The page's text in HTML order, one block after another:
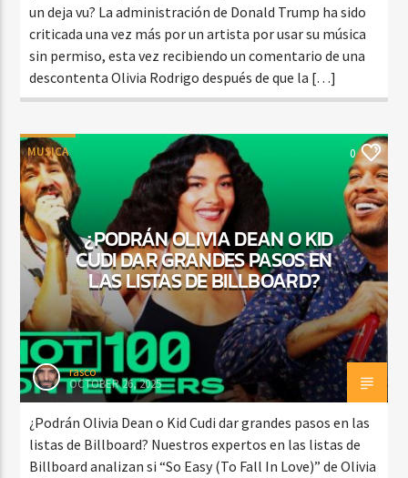
un deja vu? La administración de Donald Trump ha sido
criticada una vez más por un artista por usar su música
sin permiso, esta vez recibiendo un comentario de una
descontenta Olivia Rodrigo después de que la […]
MUSICA 0
¿PODRÁN OLIVIA DEAN O KID
CUDI DAR GRANDES PASOS EN
LAS LISTAS DE BILLBOARD?
rasco
OCTOBER 26, 2025
¿Podrán Olivia Dean o Kid Cudi dar grandes pasos en las
listas de Billboard? Nuestros expertos en las listas de
Billboard analizan si “So Easy (To Fall In Love)” de Olivia